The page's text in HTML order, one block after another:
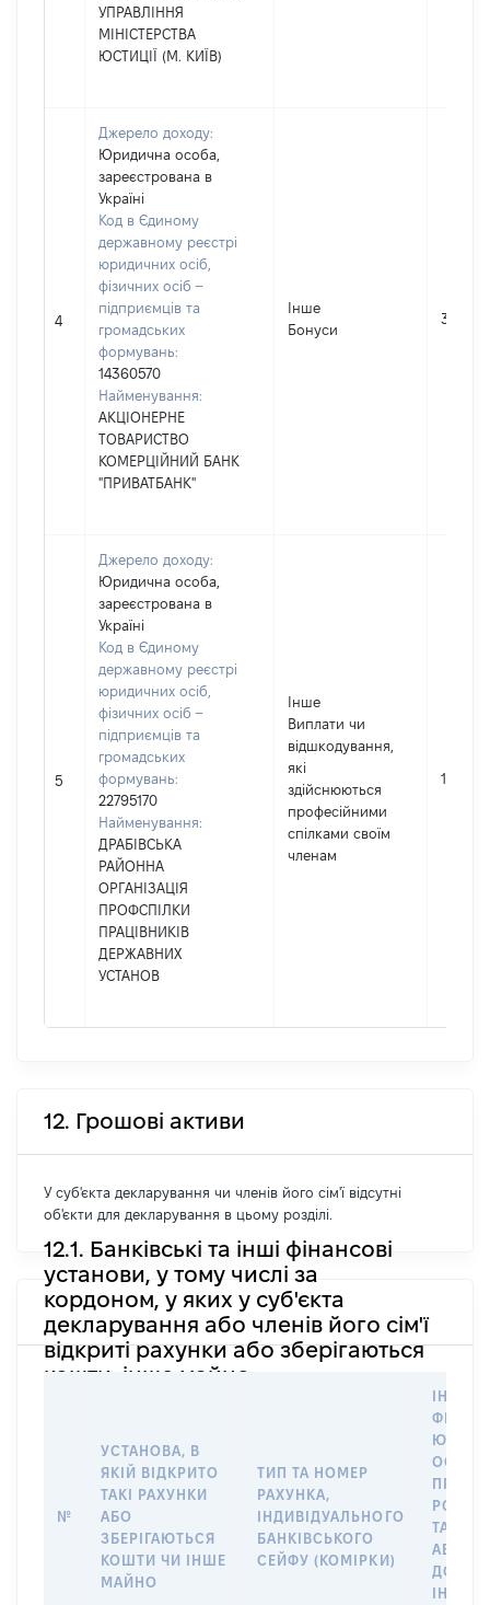
УПРАВЛІННЯ
МІНІСТЕРСТВА
ЮСТИЦІЇ (М. КИЇВ)
4
Джерело доходу:
Юридична особа,
зареєстрована в
Україні
Код в Єдиному
державному реєстрі
юридичних осіб,
фізичних осіб –
підприємців та
громадських
формувань:
14360570
Найменування:
АКЦІОНЕРНЕ
ТОВАРИСТВО
КОМЕРЦІЙНИЙ БАНК
"ПРИВАТБАНК"
Інше
Бонуси
3
5
Джерело доходу:
Юридична особа,
зареєстрована в
Україні
Код в Єдиному
державному реєстрі
юридичних осіб,
фізичних осіб –
підприємців та
громадських
формувань:
22795170
Найменування:
ДРАБІВСЬКА
РАЙОННА
ОРГАНІЗАЦІЯ
ПРОФСПІЛКИ
ПРАЦІВНИКІВ
ДЕРЖАВНИХ
УСТАНОВ
Інше
Виплати чи
відшкодування,
які
здійснюються
професійними
спілками своїм
членам
1000
12. Грошові активи
У суб'єкта декларування чи членів його сім'ї відсутні
об'єкти для декларування в цьому розділі.
12.1. Банківські та інші фінансові
установи, у тому числі за
кордоном, у яких у суб'єкта
декларування або членів його сім'ї
відкриті рахунки або зберігаються
кошти, інше майно
№
УСТАНОВА, В
ЯКІЙ ВІДКРИТО
ТАКІ РАХУНКИ
АБО
ЗБЕРІГАЮТЬСЯ
КОШТИ ЧИ ІНШЕ
МАЙНО
ТИП ТА НОМЕР
РАХУНКА,
ІНДИВІДУАЛЬНОГО
БАНКІВСЬКОГО
СЕЙФУ (КОМІРКИ)
ПРАВО
ТАКИМ
АБО
ДО